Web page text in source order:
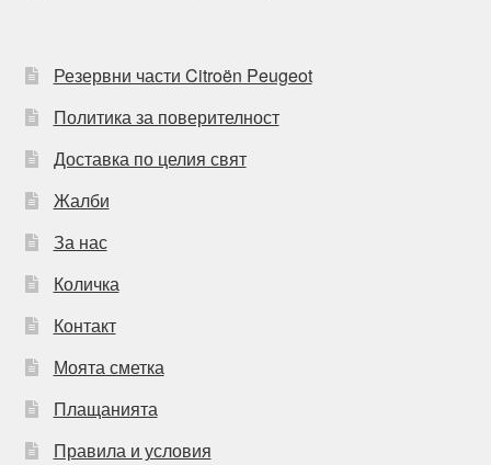
Резервни части Citroën Peugeot
Политика за поверителност
Доставка по целия свят
Жалби
За нас
Количка
Контакт
Моята сметка
Плащанията
Правила и условия